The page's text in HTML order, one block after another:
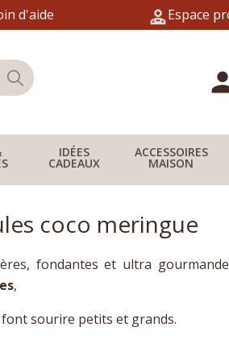
d'aide Espace
IDÉES
CADEAUX
ACCESSOIRES
MAISON
coco meringue
fondantes et ultra
,
sourire petits et grands.